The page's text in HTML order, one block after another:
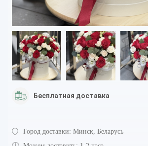
Бесплатная доставка
Город доставки: Минск, Беларусь